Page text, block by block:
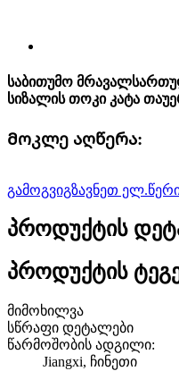
საბითუმო
სიზალის თოკი კატა
Მოკლე აღწერა:
გამოგვიგზავნეთ
პროდუქტის
პროდუქტის
მიმოხილვა
სწრაფი დეტალები
წარმოშობის ადგილი:
Jiangxi, ჩინეთი